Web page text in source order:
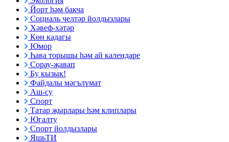
Йорт һәм бакча
Социаль челтәр йолдызлары
Хәвеф-хәтәр
Көн кадагы
Юмор
Һава торышы һәм ай календаре
Сорау-җавап
Бу кызык!
Файдалы мәгълүмат
Аш-су
Спорт
Татар җырлары һәм клиплары
Югалту
Спорт йолдызлары
ЯшьТИ